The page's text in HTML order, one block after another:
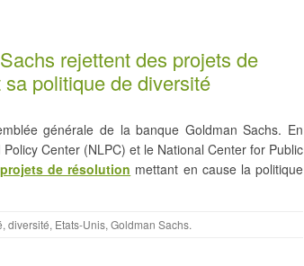
rejettent des projets de
politique de diversité
générale de la banque Goldman Sachs. En
Center (NLPC) et le National Center for Public
de résolution mettant en cause la politique
diversité, Etats-Unis, Goldman Sachs.